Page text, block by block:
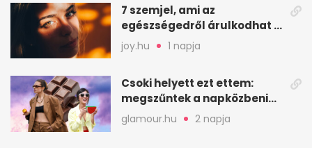
7 szemjel, ami az
egészségedről árulkodhat –
erre figyelj oda
joy.hu 1 napja
Csoki helyett ezt ettem:
megszűntek a napközbeni
nassolási rohamok
glamour.hu 2 napja